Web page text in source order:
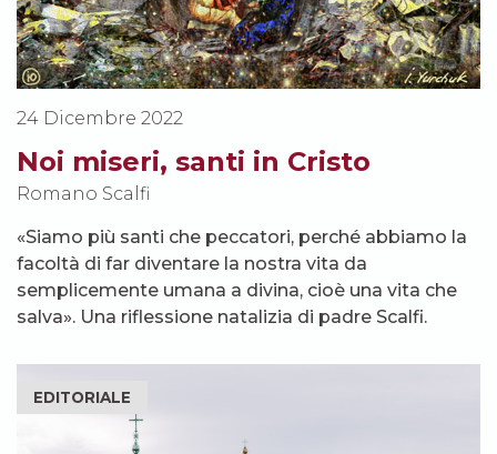
24 Dicembre 2022
Noi miseri, santi in Cristo
Romano Scalfi
«Siamo più santi che peccatori, perché abbiamo la
facoltà di far diventare la nostra vita da
semplicemente umana a divina, cioè una vita che
salva». Una riflessione natalizia di padre Scalfi.
EDITORIALE